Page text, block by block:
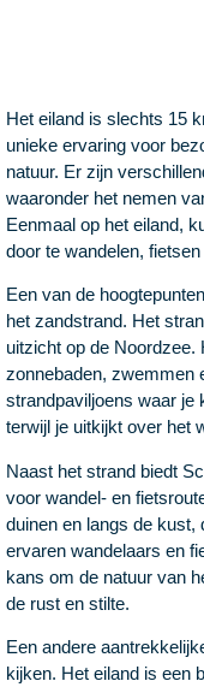
Het eiland is slechts 15
unieke ervaring voor
natuur. Er zijn
waaronder het nemen
Eenmaal op het eiland,
door te wandelen,
Een van de
het zandstrand. Het
uitzicht op de
zonnebaden, zwemmen
strandpaviljoens waar je
terwijl je uitkijkt over het
Naast het strand biedt
voor wandel- en
duinen en langs de kust,
ervaren wandelaars en
kans om de natuur van
de rust en stilte.
Een andere
kijken. Het eiland is een